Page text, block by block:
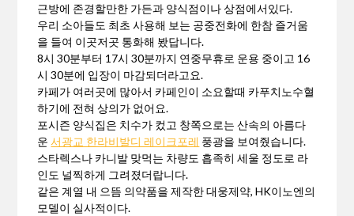
근방에 존경할만한 가든과 양식점이나 상점에서있다.
우리 소아들도 최초 사용해 보는 공중전화에 한참 즐거움
을 들여 이곳저곳 통화해 봤답니다.
8시 30분부터 17시 30분까지 연중무휴로 운용 중이고 16
시 30분에 입장이 마감되더라고요.
카페가 여러곳에 많아서 카페인이 소요할때 카푸치노수혈
하기에 전혀 상의가 없어요.
포시즌 양식집은 치수가 컸고 창쪽으로는 산속의 아름다
운서광교 한라비발디 레이크포레 풍광을 보여줬습니다.
스타렉스나 카니발 맞먹는 차량도 흡족히 세울 정도로 라
인도 널찍하게 그려졌더랍니다.
같은 계열 내 으뜸 의약품을 제작한 대웅제약, HK이노엔의
모델이 실사적이다.